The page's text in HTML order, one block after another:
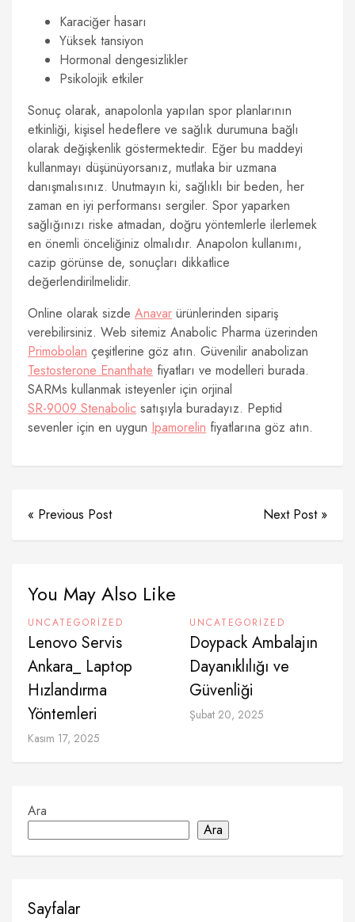
Karaciğer hasarı
Yüksek tansiyon
Hormonal dengesizlikler
Psikolojik etkiler
Sonuç olarak, anapolonla yapılan spor planlarının
etkinliği, kişisel hedeflere ve sağlık durumuna bağlı
olarak değişkenlik göstermektedir. Eğer bu maddeyi
kullanmayı düşünüyorsanız, mutlaka bir uzmana
danışmalısınız. Unutmayın ki, sağlıklı bir beden, her
zaman en iyi performansı sergiler. Spor yaparken
sağlığınızı riske atmadan, doğru yöntemlerle ilerlemek
en önemli önceliğiniz olmalıdır. Anapolon kullanımı,
cazip görünse de, sonuçları dikkatlice
değerlendirilmelidir.
Online olarak sizde Anavar ürünlerinden sipariş
verebilirsiniz. Web sitemiz Anabolic Pharma üzerinden
Primobolan çeşitlerine göz atın. Güvenilir anabolizan
Testosterone Enanthate fiyatları ve modelleri burada.
SARMs kullanmak isteyenler için orjinal
SR-9009 Stenabolic satışıyla buradayız. Peptid
sevenler için en uygun Ipamorelin fiyatlarına göz atın.
« Previous Post Next Post »
You May Also Like
UNCATEGORIZED
Lenovo Servis
Ankara_ Laptop
Hızlandırma
Yöntemleri
Kasım 17, 2025
UNCATEGORIZED
Doypack Ambalajın
Dayanıklılığı ve
Güvenliği
Şubat 20, 2025
Ara
Ara
Sayfalar